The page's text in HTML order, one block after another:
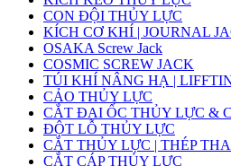
CON ĐỘI THỦY LỰC
KÍCH CƠ KHÍ | JOURNAL
OSAKA Screw Jack
COSMIC SCREW JACK
TÚI KHÍ NÂNG HẠ |
CẢO THỦY LỰC
CẮT ĐAI ỐC THỦY LỰC &
ĐỘT LỖ THỦY LỰC
CẮT THỦY LỰC | THÉP
CẮT CÁP THỦY LỰC